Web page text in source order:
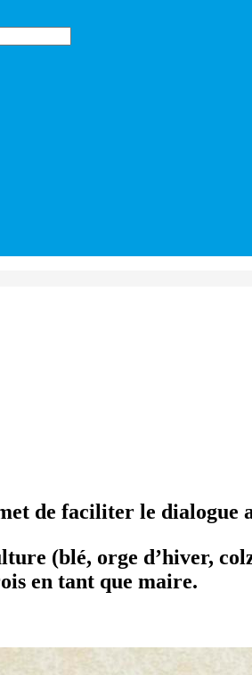
de faciliter le dialogue
(blé, orge d’hiver,
en tant que maire.